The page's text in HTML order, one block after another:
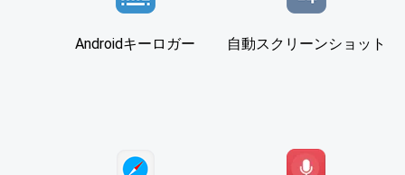
Androidキーロガー 自動スクリーンショット